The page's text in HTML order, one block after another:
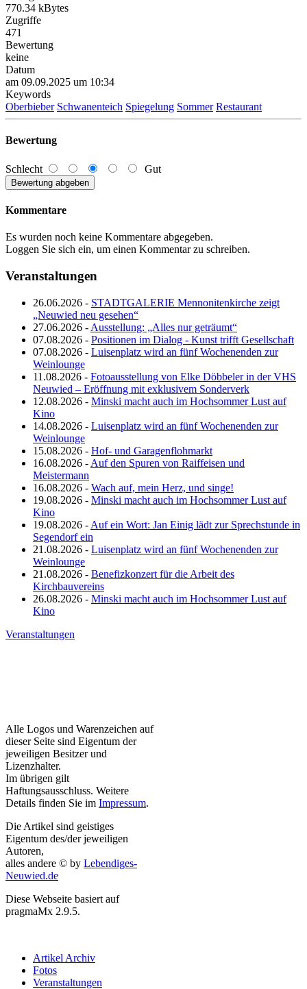
770.34 kBytes
Zugriffe
471
Bewertung
keine
Datum
am 09.09.2025 um 10:34
Keywords
Oberbieber Schwanenteich Spiegelung Sommer Restaurant
Bewertung
Schlecht Gut
Kommentare
Es wurden noch keine Kommentare abgegeben.
Loggen Sie sich ein, um einen Kommentar zu schreiben.
Veranstaltungen
26.06.2026 - STADTGALERIE Mennonitenkirche zeigt
„Neuwied neu gesehen“
27.06.2026 - Ausstellung: „Alles nur geträumt“
07.08.2026 - Positionen im Dialog - Kunst trifft Gesellschaft
07.08.2026 - Luisenplatz wird an fünf Wochenenden zur
Weinlounge
11.08.2026 - Fotoausstellung von Elke Döbbeler in der VHS
Neuwied – Eröffnung mit exklusivem Sonderverk
12.08.2026 - Minski macht auch im Hochsommer Lust auf
Kino
14.08.2026 - Luisenplatz wird an fünf Wochenenden zur
Weinlounge
15.08.2026 - Hof- und Garagenflohmarkt
16.08.2026 - Auf den Spuren von Raiffeisen und
Meistermann
16.08.2026 - Wach auf, mein Herz, und singe!
19.08.2026 - Minski macht auch im Hochsommer Lust auf
Kino
19.08.2026 - Auf ein Wort: Jan Einig lädt zur Sprechstunde in
Segendorf ein
21.08.2026 - Luisenplatz wird an fünf Wochenenden zur
Weinlounge
21.08.2026 - Benefizkonzert für die Arbeit des
Kirchbauvereins
26.08.2026 - Minski macht auch im Hochsommer Lust auf
Kino
Veranstaltungen
Alle Logos und Warenzeichen auf
dieser Seite sind Eigentum der
jeweiligen Besitzer und
Lizenzhalter.
Im übrigen gilt
Haftungsausschluss. Weitere
Details finden Sie im Impressum.
Die Artikel sind geistiges
Eigentum des/der jeweiligen
Autoren,
alles andere © by Lebendiges-
Neuwied.de
Diese Webseite basiert auf
pragmaMx 2.9.5.
Artikel Archiv
Fotos
Veranstaltungen